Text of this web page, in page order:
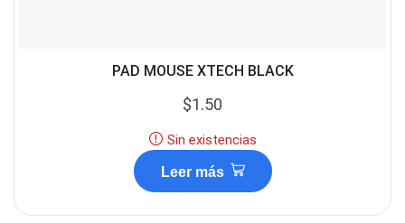
PAD MOUSE XTECH BLACK
$1.50
Sin existencias
Leer más